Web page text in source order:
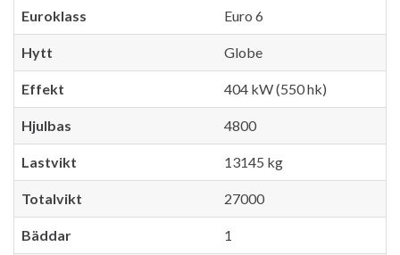
Euroklass Euro 6
Hytt Globe
Effekt 404 kW (550 hk)
Hjulbas 4800
Lastvikt 13145 kg
Totalvikt 27000
Bäddar 1